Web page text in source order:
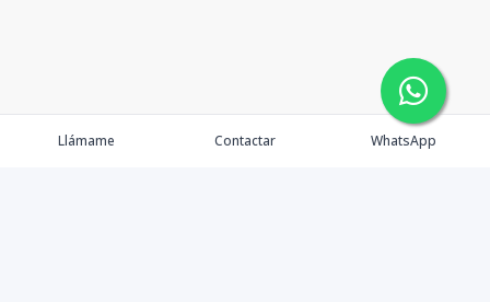
Llámame Contactar WhatsApp